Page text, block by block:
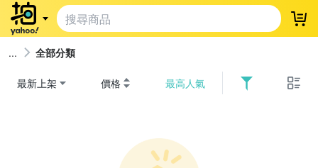
登
全部分類
最新上架 價格 最高人氣